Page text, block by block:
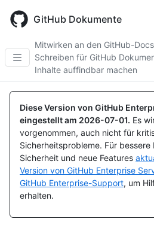
main
GitHub Dokumente
Mitwirken an den GitHub-Docs
Schreiben für GitHub
Inhalte auffindbar machen
Diese Version von GitHub
eingestellt am 2026-07-01. Es
vorgenommen, auch nicht für
Sicherheitsprobleme. Für
Sicherheit und neue Features
Version von GitHub Enterprise
GitHub Enterprise-Support, um
erhalten.